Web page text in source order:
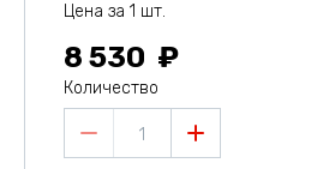
Цена за 1 шт.
8 530
Количество
1